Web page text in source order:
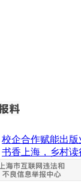
校企合作赋能出
书香上海，乡村